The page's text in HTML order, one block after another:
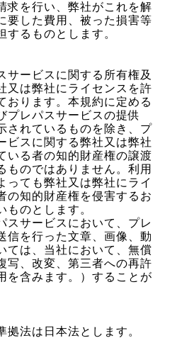
求を行い、弊社がこれを解
要した費用、被った損害等
するものとします。
サービスに関する所有権及
又は弊社にライセンスを許
おります。本規約に定める
プレパスサービスの提供
されているものを除き、プ
ビスに関する弊社又は弊社
いる者の知的財産権の譲渡
ものではありません。利用
っても弊社又は弊社にライ
の知的財産権を侵害するお
ものとします。
スサービスにおいて、プレ
信を行った文章、画像、動
ては、当社において、無償
写、改変、第三者への再許
を含みます。）することが
拠法は日本法とします。